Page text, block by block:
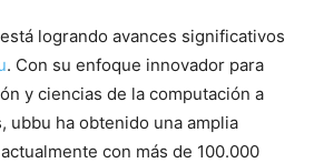
logrando avances significativos
. Con su enfoque innovador para
y ciencias de la computación a
ubbu ha obtenido una amplia
con más de 100.000